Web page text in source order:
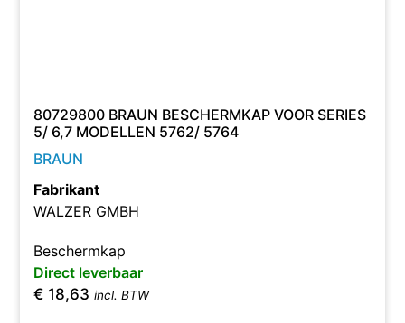
80729800 BRAUN BESCHERMKAP VOOR SERIES
5/ 6,7 MODELLEN 5762/ 5764
BRAUN
Fabrikant
WALZER GMBH
Beschermkap
Direct leverbaar
€ 18,63 incl. BTW